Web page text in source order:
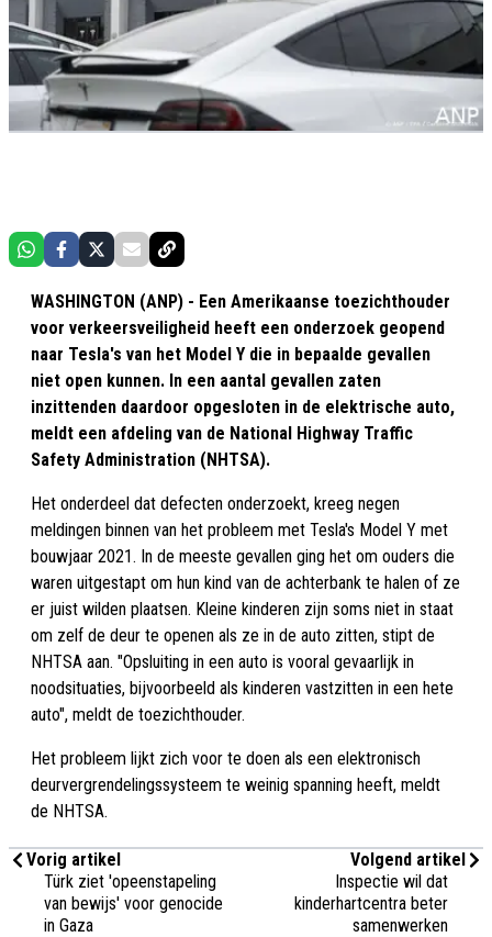
WASHINGTON (ANP) - Een Amerikaanse toezichthouder
voor verkeersveiligheid heeft een onderzoek geopend
naar Tesla's van het Model Y die in bepaalde gevallen
niet open kunnen. In een aantal gevallen zaten
inzittenden daardoor opgesloten in de elektrische auto,
meldt een afdeling van de National Highway Traffic
Safety Administration (NHTSA).
Het onderdeel dat defecten onderzoekt, kreeg negen
meldingen binnen van het probleem met Tesla's Model Y met
bouwjaar 2021. In de meeste gevallen ging het om ouders die
waren uitgestapt om hun kind van de achterbank te halen of ze
er juist wilden plaatsen. Kleine kinderen zijn soms niet in staat
om zelf de deur te openen als ze in de auto zitten, stipt de
NHTSA aan. "Opsluiting in een auto is vooral gevaarlijk in
noodsituaties, bijvoorbeeld als kinderen vastzitten in een hete
auto", meldt de toezichthouder.
Het probleem lijkt zich voor te doen als een elektronisch
deurvergrendelingssysteem te weinig spanning heeft, meldt
de NHTSA.
Vorig artikel
Türk ziet 'opeenstapeling
van bewijs' voor genocide
in Gaza
Volgend artikel
Inspectie wil dat
kinderhartcentra beter
samenwerken